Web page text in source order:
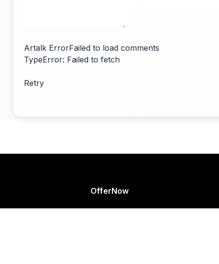
Artalk ErrorFailed to load comments
TypeError: Failed to fetch
Retry
OfferNow